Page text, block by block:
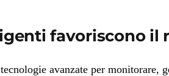
favoriscono il
avanzate per